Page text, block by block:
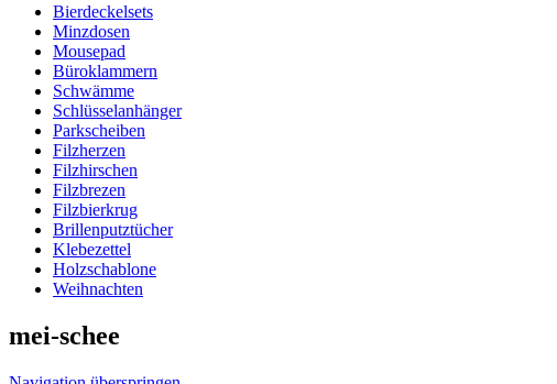
Bierdeckelsets
Minzdosen
Mousepad
Büroklammern
Schwämme
Schlüsselanhänger
Parkscheiben
Filzherzen
Filzhirschen
Filzbrezen
Filzbierkrug
Brillenputztücher
Klebezettel
Holzschablone
Weihnachten
mei-schee